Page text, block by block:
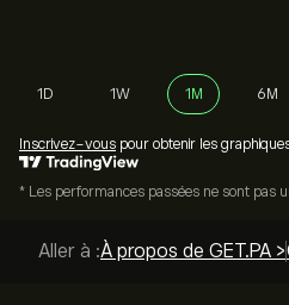
1D 1W 1M 6M
Inscrivez-vous pour obtenir les
* Les performances passées ne sont pas
Aller à :À propos de GET.PA >